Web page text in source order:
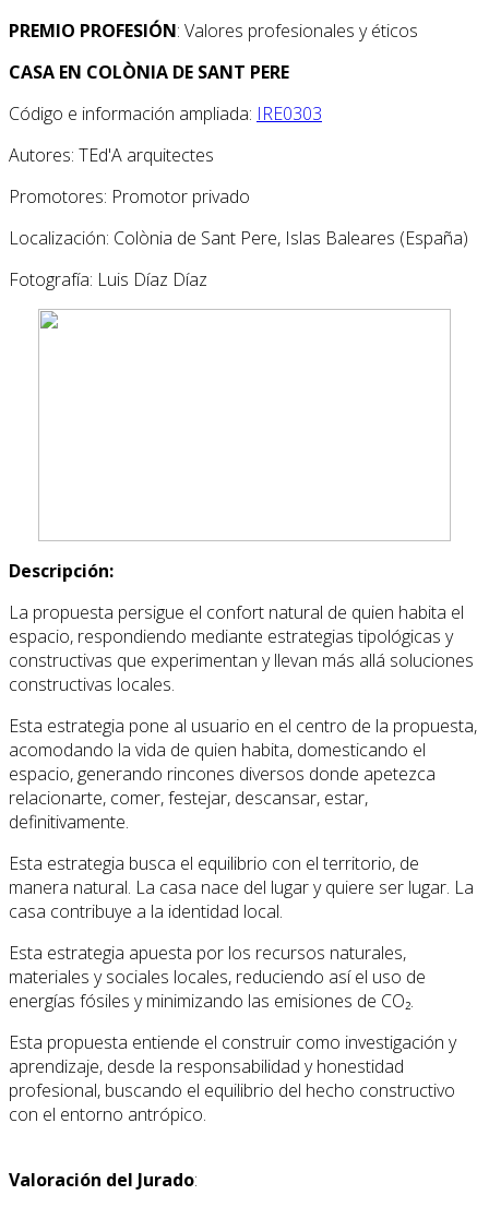
PREMIO PROFESIÓN: Valores profesionales y éticos
CASA EN COLÒNIA DE SANT PERE
Código e información ampliada: IRE0303
Autores: TEd'A arquitectes
Promotores: Promotor privado
Localización: Colònia de Sant Pere, Islas Baleares (España)
Fotografía: Luis Díaz Díaz
Descripción:
La propuesta persigue el confort natural de quien habita el
espacio, respondiendo mediante estrategias tipológicas y
constructivas que experimentan y llevan más allá soluciones
constructivas locales.
Esta estrategia pone al usuario en el centro de la propuesta,
acomodando la vida de quien habita, domesticando el
espacio, generando rincones diversos donde apetezca
relacionarte, comer, festejar, descansar, estar,
definitivamente.
Esta estrategia busca el equilibrio con el territorio, de
manera natural. La casa nace del lugar y quiere ser lugar. La
casa contribuye a la identidad local.
Esta estrategia apuesta por los recursos naturales,
materiales y sociales locales, reduciendo así el uso de
energías fósiles y minimizando las emisiones de CO₂.
Esta propuesta entiende el construir como investigación y
aprendizaje, desde la responsabilidad y honestidad
profesional, buscando el equilibrio del hecho constructivo
con el entorno antrópico.
Valoración del Jurado: